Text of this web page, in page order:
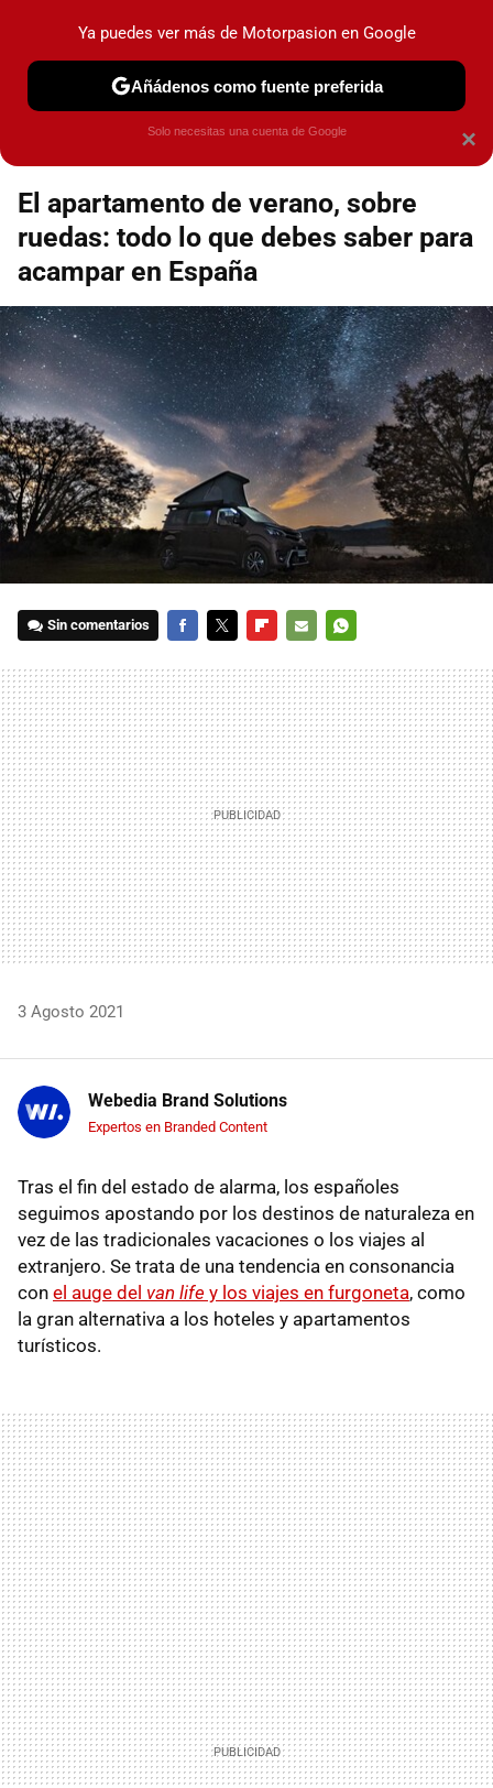
marca que se menciona
Espacio Toyota
El apartamento de verano, sobre
ruedas: todo lo que debes saber para
acampar en España
Sin comentarios
MAIL
3 Agosto 2021
Webedia Brand Solutions
Expertos en Branded Content
Tras el fin del estado de alarma, los españoles
seguimos apostando por los destinos de naturaleza en
vez de las tradicionales vacaciones o los viajes al
extranjero. Se trata de una tendencia en consonancia
con el auge del van life y los viajes en furgoneta, como
la gran alternativa a los hoteles y apartamentos
turísticos.
×
Ya puedes ver más de Motorpasion en Google
Añádenos como fuente preferida
Solo necesitas una cuenta de Google